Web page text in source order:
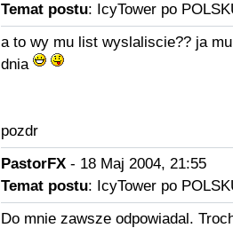
Temat postu: IcyTower po
a to wy mu list wyslaliscie?? ja
dnia
pozdr
PastorFX- 18 Maj 2004, 21:55
Temat postu: IcyTower po
Do mnie zawsze odpowiadal.